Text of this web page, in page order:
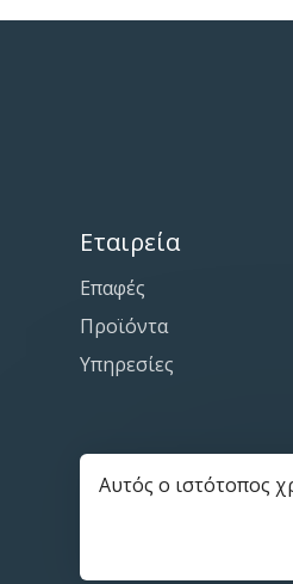
Εταιρεία
Επαφές
Προϊόντα
Υπηρεσίες
Αυτός ο ιστότοπος